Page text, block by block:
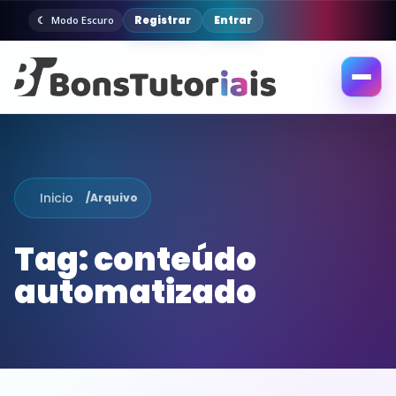
Modo Escuro Registrar Entrar
Abrir
Inicio /Arquivo
Tag:conteúdo
automatizado